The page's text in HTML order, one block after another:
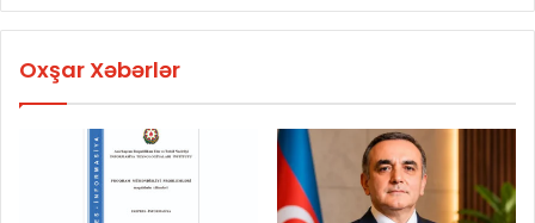
Oxşar Xəbərlər